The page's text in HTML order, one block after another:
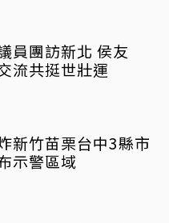
員團訪新北 侯友
流共挺世壯運
新竹苗栗台中3縣市
示警區域